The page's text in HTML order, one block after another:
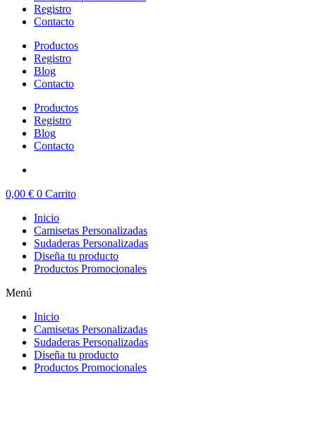
Registro
Contacto
Productos
Registro
Blog
Contacto
Productos
Registro
Blog
Contacto
0,00 € 0 Carrito
Inicio
Camisetas Personalizadas
Sudaderas Personalizadas
Diseña tu producto
Productos Promocionales
Menú
Inicio
Camisetas Personalizadas
Sudaderas Personalizadas
Diseña tu producto
Productos Promocionales